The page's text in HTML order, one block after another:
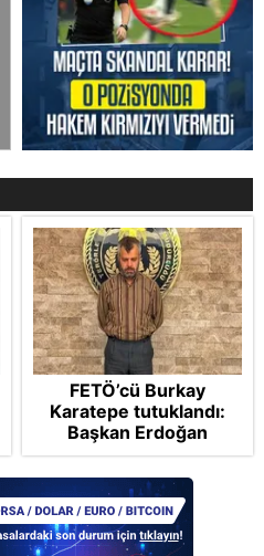
FETÖ’cü Burkay
Karatepe tutuklandı:
Başkan Erdoğan
şikayetçi oldu! 5 suçtan
dava talebi